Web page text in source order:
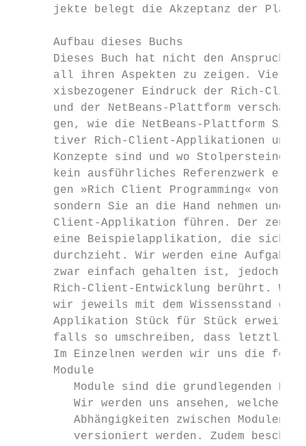
jekte belegt die Akzeptanz der
      Aufbau dieses Buchs
Dieses Buch hat nicht den Anspruch,
all ihren Aspekten zu zeigen.
xisbezogener Eindruck der Rich-
und der NetBeans-Plattform
gen, wie die NetBeans-Plattform Sie
tiver Rich-Client-Applikationen
Konzepte sind und wo Stolpersteine
kein ausführliches Referenzwerk
gen »Rich Client Programming« von
sondern Sie an die Hand nehmen und
Client-Applikation führen. Der
eine Beispielapplikation, die sich
durchzieht. Wir werden eine
zwar einfach gehalten ist, jedoch
Rich-Client-Entwicklung berührt.
wir jeweils mit dem Wissensstand
Applikation Stück für Stück
falls so umschreiben, dass
Im Einzelnen werden wir uns die
      Module
Module sind die grundlegenden
Wir werden uns ansehen, welche
Abhängigkeiten zwischen Modulen
versioniert werden. Zudem